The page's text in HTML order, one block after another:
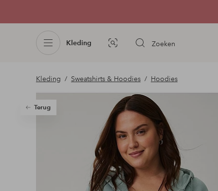
Kleding
Afbeelding
Zoeken
Kleding Sweatshirts & Hoodies Hoodies
Terug